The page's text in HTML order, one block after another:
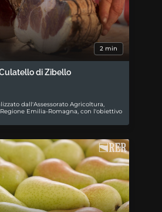
2 min
di Zibello
dall'Assessorato Agricoltura,
Emilia-Romagna, con l'obiettivo